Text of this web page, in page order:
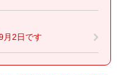
月2日です